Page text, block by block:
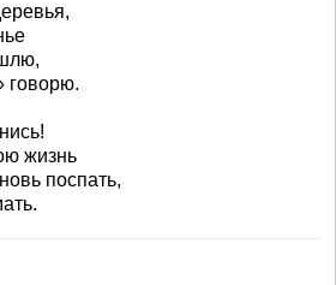
говорю.
жизнь
поспать,